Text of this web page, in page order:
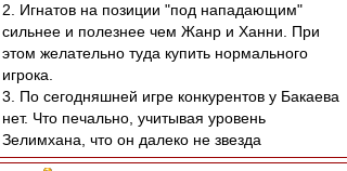
2. Игнатов на позиции "под нападающим"
сильнее и полезнее чем Жанр и Ханни. При
этом желательно туда купить нормального
игрока.
3. По сегодняшней игре конкурентов у Бакаева
нет. Что печально, учитывая уровень
Зелимхана, что он далеко не звезда